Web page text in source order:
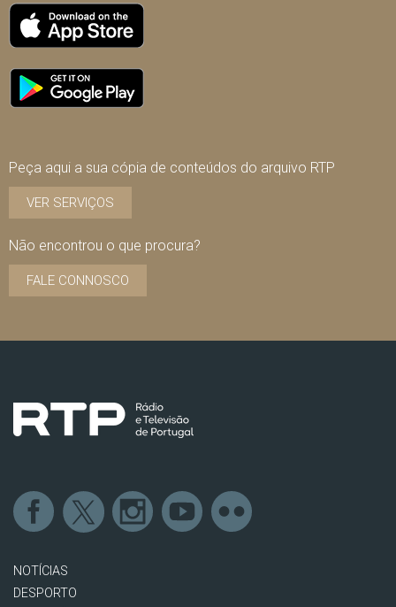
Peça aqui a sua cópia de conteúdos do arquivo RTP
VER SERVIÇOS
Não encontrou o que procura?
FALE CONNOSCO
NOTÍCIAS
DESPORTO